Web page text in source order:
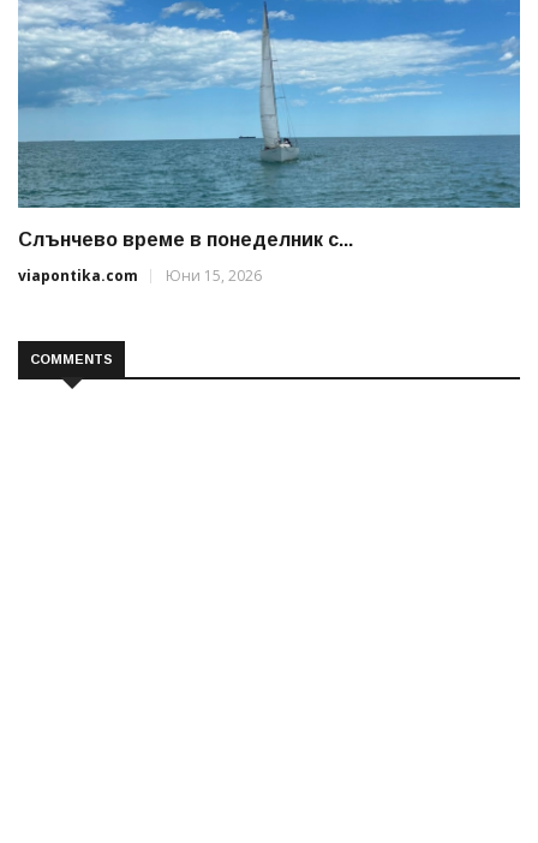
Слънчево време в понеделник с...
viapontika.com
Юни 15, 2026
COMMENTS